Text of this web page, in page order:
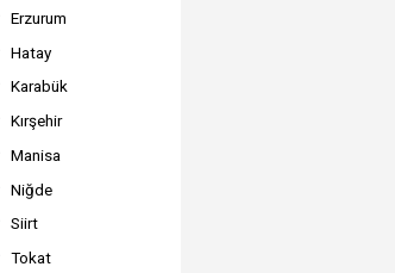
Erzurum
Hatay
Karabük
Kırşehir
Manisa
Niğde
Siirt
Tokat